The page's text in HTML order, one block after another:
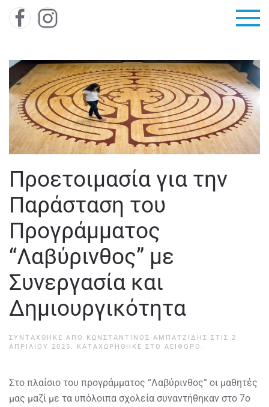
Skip to main content
Προετοιμασία για την
Παράσταση του
Προγράμματος
“Λαβύρινθος” με
Συνεργασία και
Δημιουργικότητα
ΣΥΝΤΆΧΘΗΚΕ ΑΠΌ ΚΩΝΣΤΑΝΤΊΝΟΣ ΑΜΠΑΤΖΊΔΗΣ ΣΤΙΣ 2
ΑΠΡΙΛΊΟΥ 2025 . ΚΑΤΑΧΩΡΉΘΗΚΕ ΣΤΟ ΑΕΙΦΌΡΟ .
Στο πλαίσιο του προγράμματος “Λαβύρινθος” οι μαθητές
μας μαζί με τα υπόλοιπα σχολεία συναντήθηκαν στο 7ο